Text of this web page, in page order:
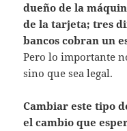
dueño de la
de la tarjeta; tres
bancos cobran un
Pero lo importante
sino que sea legal.
Cambiar este tipo
el cambio que